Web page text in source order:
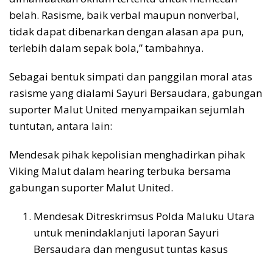
belah. Rasisme, baik verbal maupun nonverbal,
tidak dapat dibenarkan dengan alasan apa pun,
terlebih dalam sepak bola,” tambahnya.
Sebagai bentuk simpati dan panggilan moral atas
rasisme yang dialami Sayuri Bersaudara, gabungan
suporter Malut United menyampaikan sejumlah
tuntutan, antara lain:
Mendesak pihak kepolisian menghadirkan pihak
Viking Malut dalam hearing terbuka bersama
gabungan suporter Malut United.
Mendesak Ditreskrimsus Polda Maluku Utara
untuk menindaklanjuti laporan Sayuri
Bersaudara dan mengusut tuntas kasus